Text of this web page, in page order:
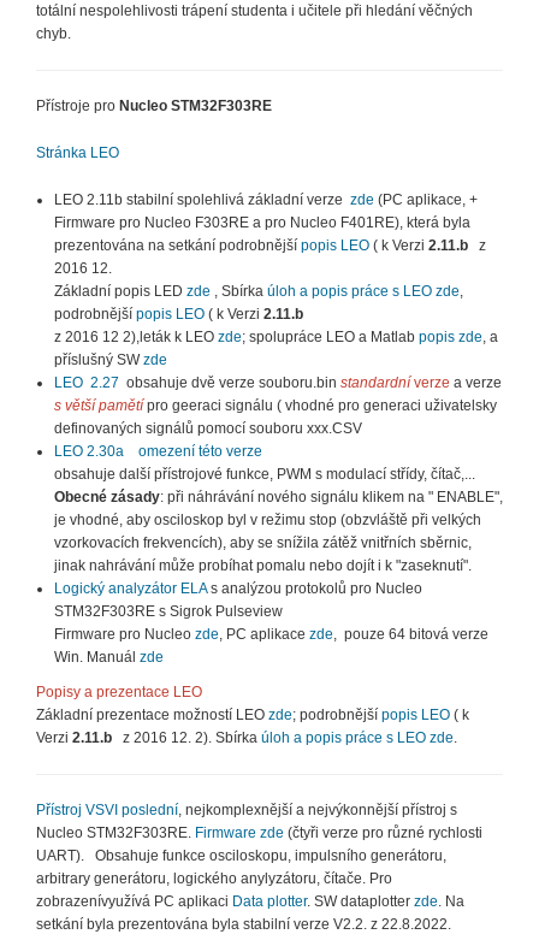
totální nespolehlivosti trápení studenta i učitele při hledání věčných
chyb.
Přístroje pro Nucleo STM32F303RE
Stránka LEO
LEO 2.11b stabilní spolehlivá základní verze zde (PC aplikace, +
Firmware pro Nucleo F303RE a pro Nucleo F401RE), která byla
prezentována na setkání podrobnější popis LEO ( k Verzi 2.11.b z
2016 12.
Základní popis LED zde , Sbírka úloh a popis práce s LEO zde,
podrobnější popis LEO ( k Verzi 2.11.b
z 2016 12 2),leták k LEO zde; spolupráce LEO a Matlab popis zde, a
příslušný SWzde
LEO 2.27 obsahuje dvě verze souboru.bin standardní verze a verze
s větší pamětí pro geeraci signálu ( vhodné pro generaci uživatelsky
definovaných signálů pomocí souboru xxx.CSV
LEO 2.30a
omezení této verze
obsahuje další přístrojové funkce, PWM s modulací střídy, čítač,...
Obecné zásady: při náhrávání nového signálu klikem na " ENABLE",
je vhodné, aby osciloskop byl v režimu stop (obzvláště při velkých
vzorkovacích frekvencích), aby se snížila zátěž vnitřních sběrnic,
jinak nahrávání může probíhat pomalu nebo dojít i k "zaseknutí".
Logický analyzátor ELAs analýzou protokolů pro Nucleo
STM32F303RE s Sigrok Pulseview
Firmware pro Nucleo zde, PC aplikace zde, pouze 64 bitová verze
Win. Manuál zde
Popisy a prezentace LEO
Základní prezentace možností LEO zde; podrobnější popis LEO ( k
Verzi 2.11.b z 2016 12. 2). Sbírka úloh a popis práce s LEO zde.
Přístroj VSVI poslední, nejkomplexnější a nejvýkonnější přístroj s
Nucleo STM32F303RE. Firmware zde (čtyři verze pro různé rychlosti
UART). Obsahuje funkce osciloskopu, impulsního generátoru,
arbitrary generátoru, logického anylyzátoru, čítače. Pro
zobrazenívyužívá PC aplikaci Data plotter. SW dataplotter zde. Na
setkání byla prezentována byla stabilní verze V2.2. z 22.8.2022.